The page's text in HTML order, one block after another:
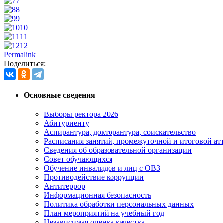
8
9
10
11
12
Permalink
Поделиться:
Основные сведения
Выборы ректора 2026
Абитуриенту
Аспирантура, докторантура, соискательство
Расписания занятий, промежуточной и итоговой
Сведения об образовательной организации
Совет обучающихся
Обучение инвалидов и лиц с ОВЗ
Противодействие коррупции
Антитеррор
Информационная безопасность
Политика обработки персональных данных
План мероприятий на учебный год